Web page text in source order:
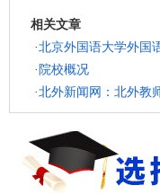
相关文章
·北京外国语大学外国
· 院校概况
·北外新闻网：北外教